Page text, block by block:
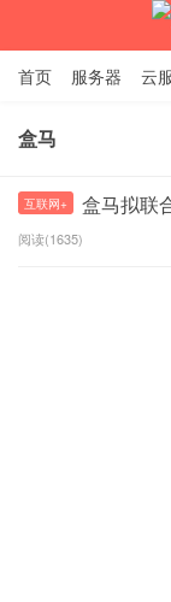
首页 服务器 云
盒马
互联网+ 盒马拟联
阅读(1635)